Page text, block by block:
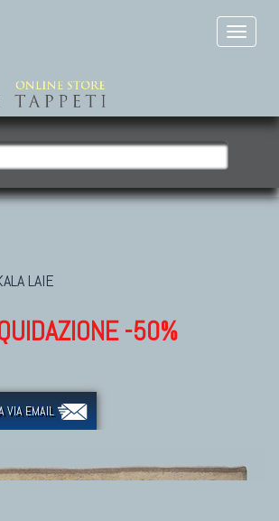
LAIE
-50%
VIA EMAIL